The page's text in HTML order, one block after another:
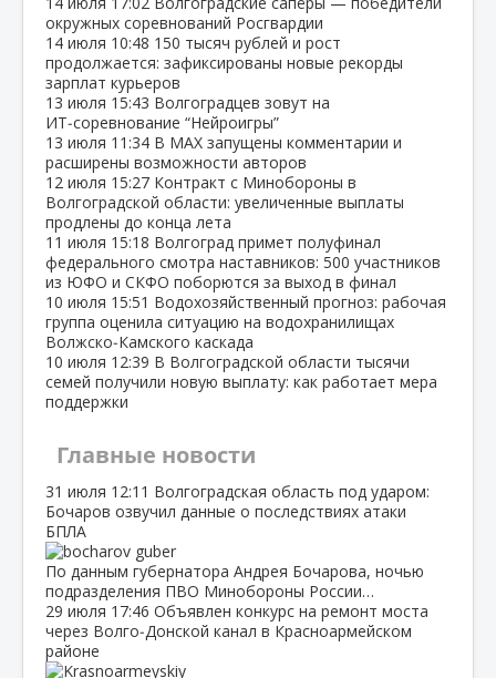
окружных соревнований Росгвардии
14 июля 10:48 150 тысяч рублей и рост
продолжается: зафиксированы новые рекорды
зарплат курьеров
13 июля 15:43 Волгоградцев зовут на
ИТ‑соревнование “Нейроигры”
13 июля 11:34 В МАХ запущены комментарии и
расширены возможности авторов
12 июля 15:27 Контракт с Минобороны в
Волгоградской области: увеличенные выплаты
продлены до конца лета
11 июля 15:18 Волгоград примет полуфинал
федерального смотра наставников: 500 участников
из ЮФО и СКФО поборются за выход в финал
10 июля 15:51 Водохозяйственный прогноз: рабочая
группа оценила ситуацию на водохранилищах
Волжско‑Камского каскада
10 июля 12:39 В Волгоградской области тысячи
семей получили новую выплату: как работает мера
поддержки
Главные новости
31 июля 12:11 Волгоградская область под ударом:
Бочаров озвучил данные о последствиях атаки
БПЛА
По данным губернатора Андрея Бочарова, ночью
подразделения ПВО Минобороны России…
29 июля 17:46 Объявлен конкурс на ремонт моста
через Волго‑Донской канал в Красноармейском
районе